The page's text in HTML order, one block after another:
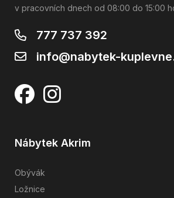
v pracovních dnech od 08:00 do 15:00
777 737 392
info@nabytek-
Nábytek Akrim
Obývák
Ložnice